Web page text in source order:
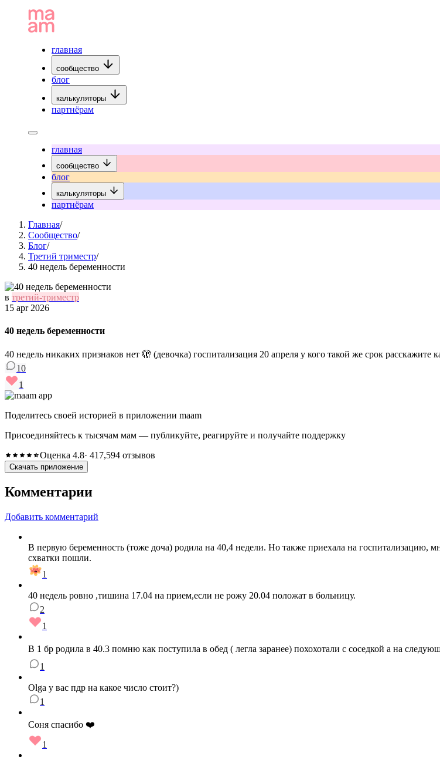
главная
сообщество
блог
калькуляторы
партнёрам
главная
сообщество
блог
калькуляторы
партнёрам
Главная/
Сообщество/
Блог/
Третий триместр/
40 недель беременности
в третий-триместр
15 apr 2026
40 недель беременности
40 недель никаких признаков нет 🫣 (девочка) госпитализация 20 апреля у кого такой же срок расскажите
10
1
Поделитесь своей историей в приложении maam
Присоединяйтесь к тысячам мам — публикуйте, реагируйте и получайте поддержку
Оценка 4.8· 417,594 отзывов
Скачать приложение
Комментарии
Добавить комментарий
В первую беременность (тоже доча) родила на 40,4 недели. Но также приехала на госпитализацию,
схватки пошли.
1
40 недель ровно ,тишина 17.04 на прием,если не рожу 20.04 положат в больницу.
2
1
В 1 бр родила в 40.3 помню как поступила в обед ( легла заранее) похохотали с соседкой а на
1
Olga у вас пдр на какое число стоит?)
1
Соня спасибо ❤️
1